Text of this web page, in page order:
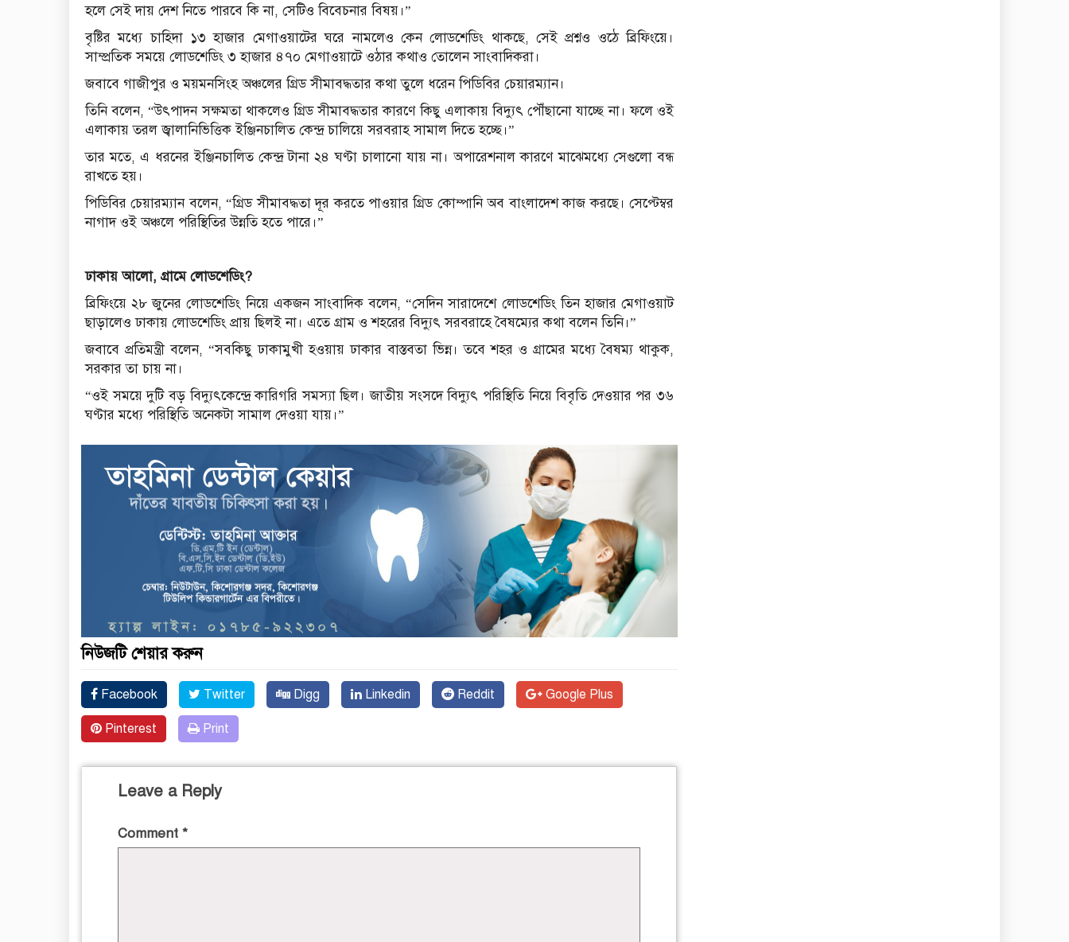
হলে সেই দায় দেশ নিতে পারবে কি না, সেটিও বিবেচনার বিষয়।”
বৃষ্টির মধ্যে চাহিদা ১৩ হাজার মেগাওয়াটের ঘরে নামলেও কেন লোডশেডিং থাকছে, সেই প্রশ্নও ওঠে ব্রিফিংয়ে।
সাম্প্রতিক সময়ে লোডশেডিং ৩ হাজার ৪৭০ মেগাওয়াটে ওঠার কথাও তোলেন সাংবাদিকরা।
জবাবে গাজীপুর ও ময়মনসিংহ অঞ্চলের গ্রিড সীমাবদ্ধতার কথা তুলে ধরেন পিডিবির চেয়ারম্যান।
তিনি বলেন, “উৎপাদন সক্ষমতা থাকলেও গ্রিড সীমাবদ্ধতার কারণে কিছু এলাকায় বিদ্যুৎ পৌঁছানো যাচ্ছে না। ফলে ওই
এলাকায় তরল জ্বালানিভিত্তিক ইঞ্জিনচালিত কেন্দ্র চালিয়ে সরবরাহ সামাল দিতে হচ্ছে।”
তার মতে, এ ধরনের ইঞ্জিনচালিত কেন্দ্র টানা ২৪ ঘণ্টা চালানো যায় না। অপারেশনাল কারণে মাঝেমধ্যে সেগুলো বন্ধ
রাখতে হয়।
পিডিবির চেয়ারম্যান বলেন, “গ্রিড সীমাবদ্ধতা দূর করতে পাওয়ার গ্রিড কোম্পানি অব বাংলাদেশ কাজ করছে। সেপ্টেম্বর
নাগাদ ওই অঞ্চলে পরিস্থিতির উন্নতি হতে পারে।”
ঢাকায় আলো, গ্রামে লোডশেডিং?
ব্রিফিংয়ে ২৮ জুনের লোডশেডিং নিয়ে একজন সাংবাদিক বলেন, “সেদিন সারাদেশে লোডশেডিং তিন হাজার মেগাওয়াট
ছাড়ালেও ঢাকায় লোডশেডিং প্রায় ছিলই না। এতে গ্রাম ও শহরের বিদ্যুৎ সরবরাহে বৈষম্যের কথা বলেন তিনি।”
জবাবে প্রতিমন্ত্রী বলেন, “সবকিছু ঢাকামুখী হওয়ায় ঢাকার বাস্তবতা ভিন্ন। তবে শহর ও গ্রামের মধ্যে বৈষম্য থাকুক,
সরকার তা চায় না।
“ওই সময়ে দুটি বড় বিদ্যুৎকেন্দ্রে কারিগরি সমস্যা ছিল। জাতীয় সংসদে বিদ্যুৎ পরিস্থিতি নিয়ে বিবৃতি দেওয়ার পর ৩৬
ঘণ্টার মধ্যে পরিস্থিতি অনেকটা সামাল দেওয়া যায়।”
নিউজটি শেয়ার করুন
Facebook Twitter Digg Linkedin Reddit Google Plus
Pinterest Print
Leave a Reply
Comment *